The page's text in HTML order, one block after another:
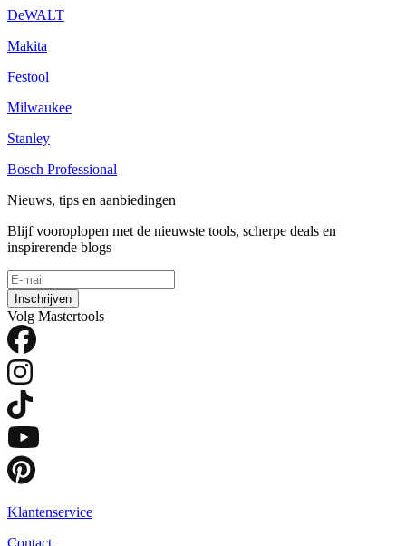
DeWALT
Makita
Festool
Milwaukee
Stanley
Bosch Professional
Nieuws, tips en aanbiedingen
Blijf vooroplopen met de nieuwste tools, scherpe deals en
inspirerende blogs
Inschrijven
Volg Mastertools
Klantenservice
Contact